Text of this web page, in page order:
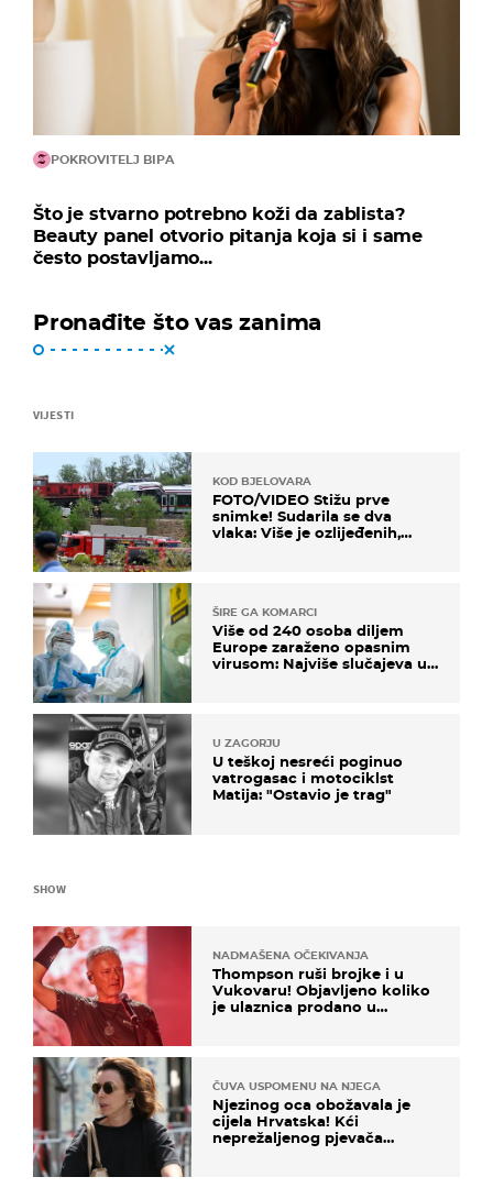
POKROVITELJ BIPA
Što je stvarno potrebno koži da zablista?
Beauty panel otvorio pitanja koja si i same
često postavljamo...
Pronađite što vas zanima
VIJESTI
KOD BJELOVARA
FOTO/VIDEO Stižu prve
snimke! Sudarila se dva
vlaka: Više je ozlijeđenih,
ŠIRE GA KOMARCI
Više od 240 osoba diljem
Europe zaraženo opasnim
virusom: Najviše slučajeva u
U ZAGORJU
U teškoj nesreći poginuo
vatrogasac i motociklst
Matija: "Ostavio je trag"
SHOW
NADMAŠENA OČEKIVANJA
Thompson ruši brojke i u
Vukovaru! Objavljeno koliko
je ulaznica prodano u
ČUVA USPOMENU NA NJEGA
Njezinog oca obožavala je
cijela Hrvatska! Kći
neprežaljenog pjevača